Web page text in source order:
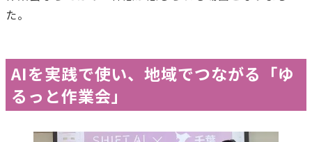
た。
AIを実践で使い、地域でつながる「ゆ
るっと作業会」